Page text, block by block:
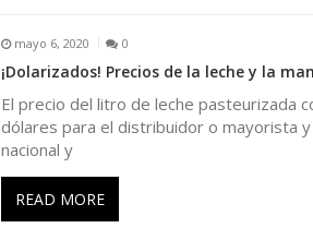
mayo 6, 2020 0
¡Dolarizados! Precios de la leche y la
El precio del litro de leche pasteurizada
dólares para el distribuidor o mayorista
nacional y
READ MORE